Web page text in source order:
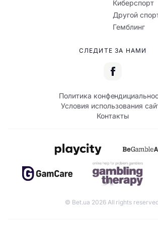
Киберспорт
Другой
Гемблинг
СЛЕДИТЕ ЗА НАМИ
Политика
Условия использования
Контакты
© Bet.ua 2026 All rights